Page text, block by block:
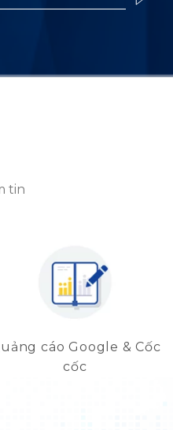
tin
cáo Google & Cốc
cốc